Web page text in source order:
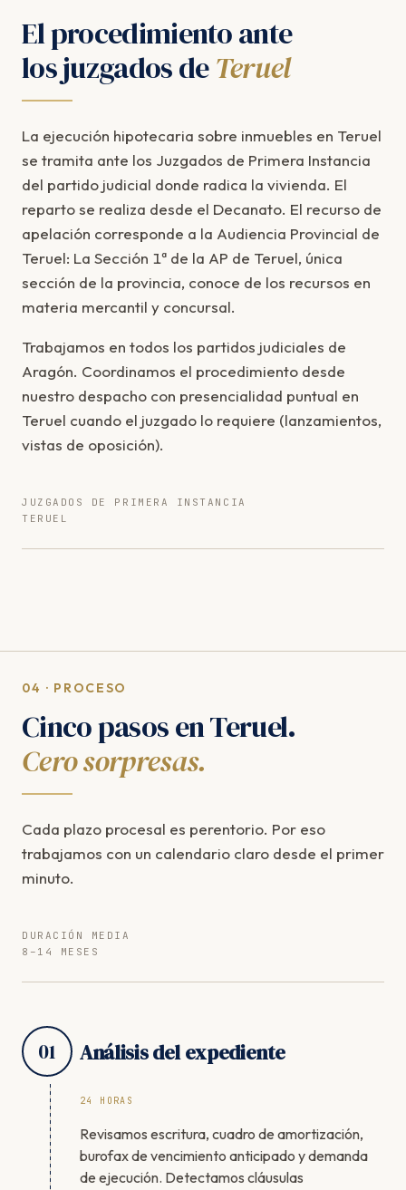
El procedimiento ante
los juzgados deTeruel
La ejecución hipotecaria sobre inmuebles en Teruel
se tramita ante los Juzgados de Primera Instancia
del partido judicial donde radica la vivienda. El
reparto se realiza desde el Decanato. El recurso de
apelación corresponde a la Audiencia Provincial de
Teruel: La Sección 1ª de la AP de Teruel, única
sección de la provincia, conoce de los recursos en
materia mercantil y concursal.
Trabajamos en todos los partidos judiciales de
Aragón. Coordinamos el procedimiento desde
nuestro despacho con presencialidad puntual en
Teruel cuando el juzgado lo requiere (lanzamientos,
vistas de oposición).
JUZGADOS DE PRIMERA INSTANCIA
TERUEL
04 · PROCESO
Cinco pasos en Teruel.
Cero sorpresas.
Cada plazo procesal es perentorio. Por eso
trabajamos con un calendario claro desde el primer
minuto.
DURACIÓN MEDIA
8–14 MESES
01 Análisis del expediente
24 HORAS
Revisamos escritura, cuadro de amortización,
burofax de vencimiento anticipado y demanda
de ejecución. Detectamos cláusulas